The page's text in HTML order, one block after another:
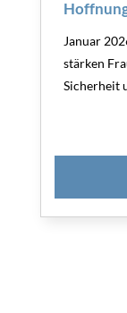
Januar
stärken
Sicherheit